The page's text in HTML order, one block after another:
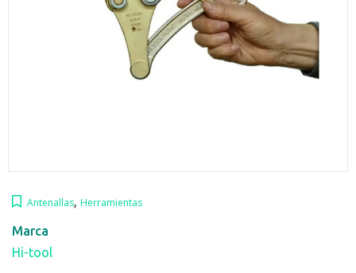
Antenallas, Herramientas
Marca
Hi-tool